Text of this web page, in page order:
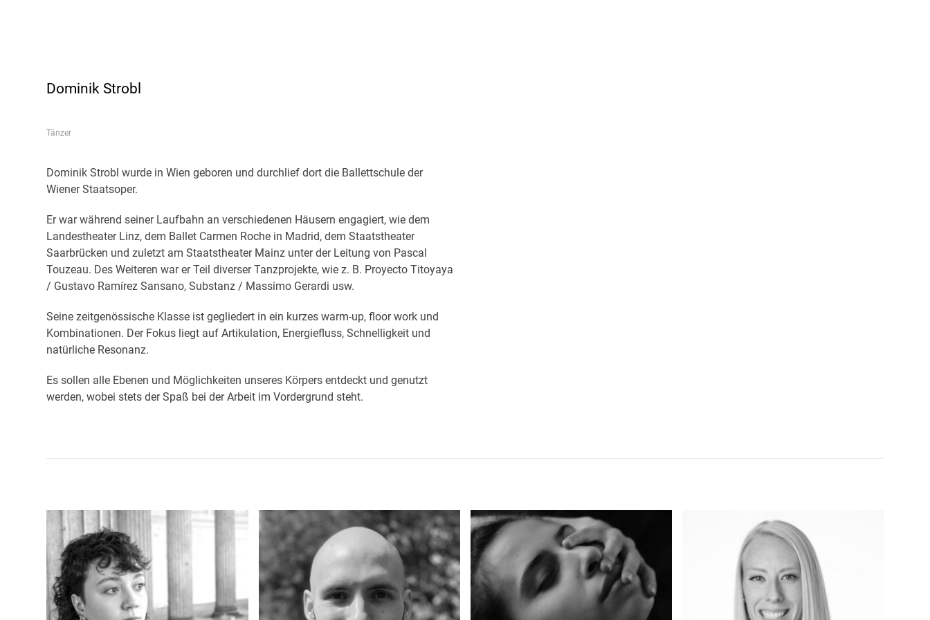
Dominik Strobl
Tänzer
Dominik Strobl wurde in Wien geboren und durchlief dort die Ballettschule der
Wiener Staatsoper.
Er war während seiner Laufbahn an verschiedenen Häusern engagiert, wie dem
Landestheater Linz, dem Ballet Carmen Roche in Madrid, dem Staatstheater
Saarbrücken und zuletzt am Staatstheater Mainz unter der Leitung von Pascal
Touzeau. Des Weiteren war er Teil diverser Tanzprojekte, wie z. B. Proyecto Titoyaya
/ Gustavo Ramírez Sansano, Substanz / Massimo Gerardi usw.
Seine zeitgenössische Klasse ist gegliedert in ein kurzes warm-up, floor work und
Kombinationen. Der Fokus liegt auf Artikulation, Energiefluss, Schnelligkeit und
natürliche Resonanz.
Es sollen alle Ebenen und Möglichkeiten unseres Körpers entdeckt und genutzt
werden, wobei stets der Spaß bei der Arbeit im Vordergrund steht.
the
left
and
right
arrow
keys